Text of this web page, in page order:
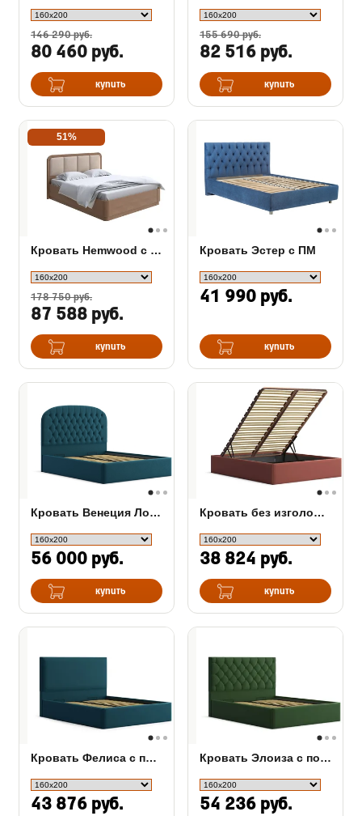
146 290 руб.
80 460 руб.
купить
155 690 руб.
82 516 руб.
купить
51%
Кровать Hemwood с ПМ сосна
178 750 руб.
87 588 руб.
купить
Кровать Эстер с ПМ
41 990 руб.
купить
Кровать Венеция Лонакс с п/ м, ткань
56 000 руб.
купить
Кровать без изголовья Белла с подъемным механизмом
38 824 руб.
купить
Кровать Фелиса с подъемным механизмом
43 876 руб.
Кровать Элоиза с подъемным механизмом
54 236 руб.